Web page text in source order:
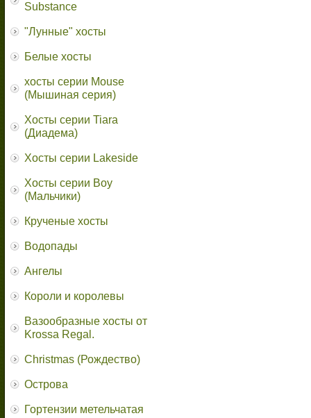
Substance
"Лунные" хосты
Белые хосты
хосты серии Mouse
(Мышиная серия)
Хосты серии Tiara
(Диадема)
Хосты серии Lakeside
Хосты серии Boy
(Мальчики)
Крученые хосты
Водопады
Ангелы
Короли и королевы
Вазообразные хосты от
Krossa Regal.
Christmas (Рождество)
Острова
Гортензии метельчатая